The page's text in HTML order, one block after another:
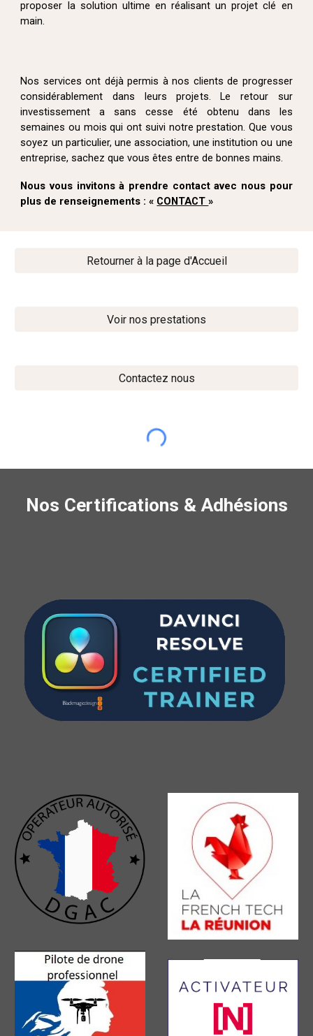
proposer la solution ultime en réalisant un projet clé en
main.
Nos servicesont déjà permis à nos clients de progresser
considérablement dans leurs projets. Le retour sur
investissement a sans cesse été obtenu dans les
semaines ou mois qui ont suivi notre prestation. Que vous
soyez un particulier, une association, une institution ou une
entreprise, sachez que vous êtes entre de bonnes mains.
Nous vous invitons à prendre contact avec nous pour
plus de renseignements : « CONTACT»
Retourner à la page d'Accueil
Voir nos prestations
Contactez nous
Nos Certifications & Adhésions